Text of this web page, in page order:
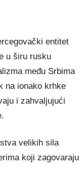
entitet
u širu rusku
među Srbima
na ionako krhke
i zahvaljujući
velikih sila
koji zagovaraju